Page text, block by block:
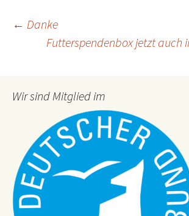
Post
← Danke
Futterspendenbox jetzt auch
Wir sind Mitglied im